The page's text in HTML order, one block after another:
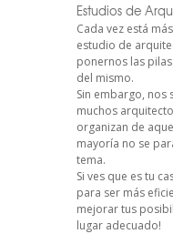
Estudios de
Cada vez está
estudio de
ponernos las
del mismo.
Sin embargo, nos
muchos
organizan de
mayoría no se
tema.
Si ves que es tu
para ser más
mejorar tus
lugar adecuado!